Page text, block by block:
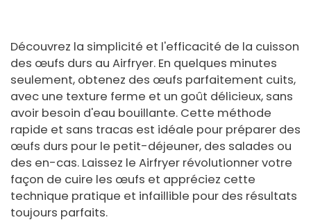
Découvrez la simplicité et l'efficacité de la cuisson
des œufs durs au Airfryer. En quelques minutes
seulement, obtenez des œufs parfaitement cuits,
avec une texture ferme et un goût délicieux, sans
avoir besoin d'eau bouillante. Cette méthode
rapide et sans tracas est idéale pour préparer des
œufs durs pour le petit-déjeuner, des salades ou
des en-cas. Laissez le Airfryer révolutionner votre
façon de cuire les œufs et appréciez cette
technique pratique et infaillible pour des résultats
toujours parfaits.